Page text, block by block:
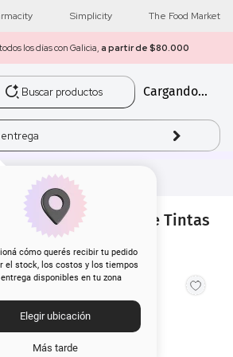
Simplicity The Food Market
los días con Galicia, a partir de $80.000
Cargando...
cómo querés recibir tu pedido
el stock, los costos y los tiempos
disponibles en tu zona
Elegir ubicación
Más tarde
Teddy Tint: Set de Tintas